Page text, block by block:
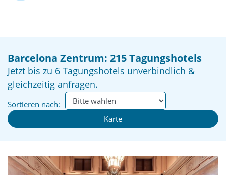
Barcelona Zentrum: 215 Tagungshotels
Jetzt bis zu 6 Tagungshotels unverbindlich &
gleichzeitig anfragen.
Sortieren nach:
Karte